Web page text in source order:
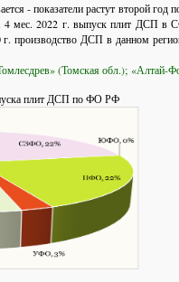
- показатели растут второй
4 мес. 2022 г. выпуск плит
г. производство ДСП в данном
(Томская обл.); «Алтай-
плит ДСП по ФО РФ